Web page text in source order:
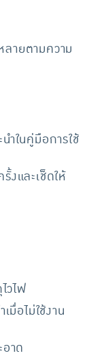
ายตามความ
ำในคู่มือการใช้
งและเช็ดให้
วไฟ
มื่อไม่ใช้งาน
อาด